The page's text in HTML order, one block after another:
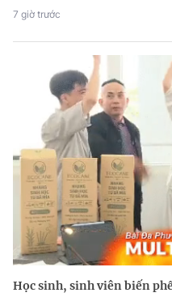
7 giờ trước
Học sinh, sinh viên biến